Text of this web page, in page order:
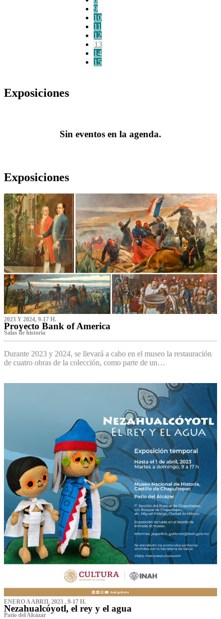
9
10
11
12
13
14
15
Exposiciones
Sin eventos en la agenda.
Exposiciones
2023 Y 2024, 9-17 H.
Proyecto Bank of America
S‌alas de historia
Durante 2023 y 2024, se llevará a cabo en el museo la restauración
de cuatro obras de la colección, como parte de un…
ENERO A ABRIL 2023 , 9-17 H.
Nezahualcóyotl, el rey y el agua
Patio del Alcázar